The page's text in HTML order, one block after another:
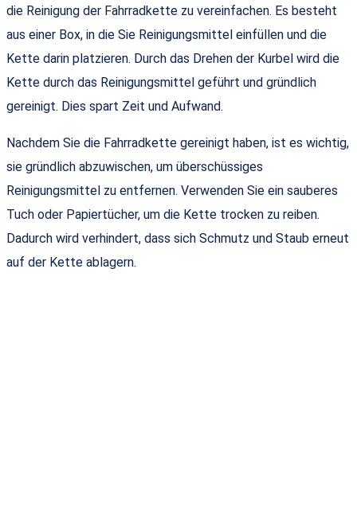
die Reinigung der Fahrradkette zu vereinfachen. Es besteht
aus einer Box, in die Sie Reinigungsmittel einfüllen und die
Kette darin platzieren. Durch das Drehen der Kurbel wird die
Kette durch das Reinigungsmittel geführt und gründlich
gereinigt. Dies spart Zeit und Aufwand.
Nachdem Sie die Fahrradkette gereinigt haben, ist es wichtig,
sie gründlich abzuwischen, um überschüssiges
Reinigungsmittel zu entfernen. Verwenden Sie ein sauberes
Tuch oder Papiertücher, um die Kette trocken zu reiben.
Dadurch wird verhindert, dass sich Schmutz und Staub erneut
auf der Kette ablagern.